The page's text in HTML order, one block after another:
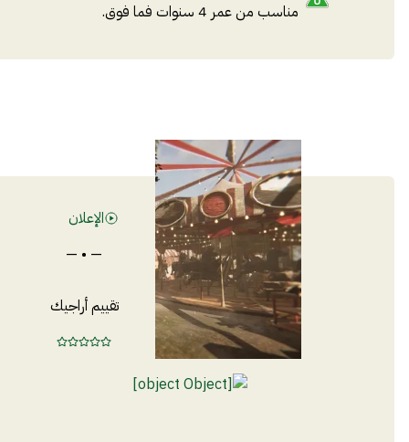
مناسب من عمر 4 سنوات فما فوق.
الإعلان
— • —
تقييم أراجيك